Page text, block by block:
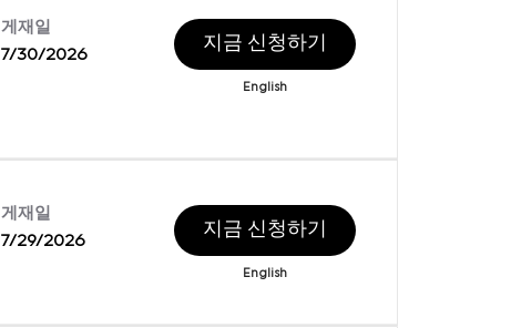
게재일
7/30/2026
지금 신청하기
English
게재일
7/29/2026
지금 신청하기
English